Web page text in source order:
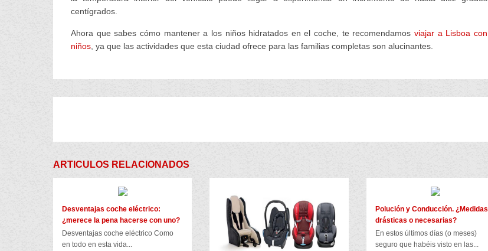
centígrados.
Ahora que sabes cómo mantener a los niños hidratados en el coche, te recomendamosviajar a Lisboa con
niños , ya que las actividades que esta ciudad ofrece para las familias completas son alucinantes.
ARTICULOS RELACIONADOS
Desventajas coche eléctrico:
¿merece la pena hacerse con uno?
Desventajas coche eléctrico Como
en todo en esta vida...
Polución y Conducción. ¿Medidas
drásticas o necesarias?
En estos últimos días (o meses)
seguro que habéis visto en las...